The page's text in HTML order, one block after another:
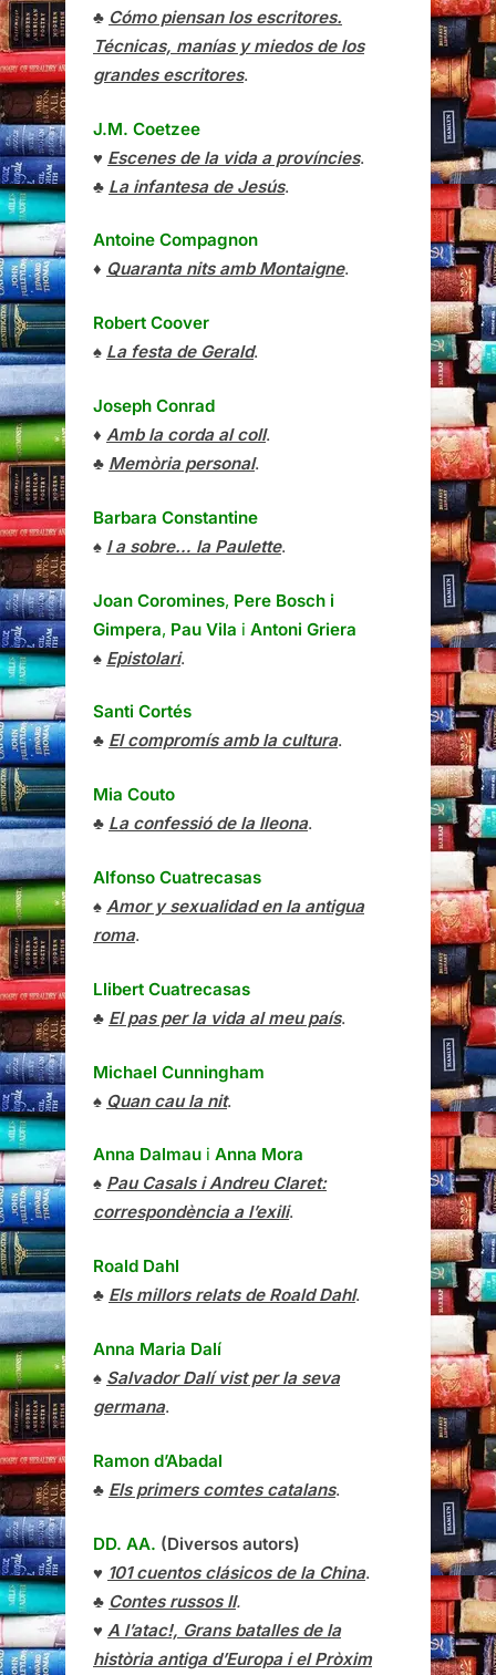
♣ Cómo piensan los escritores.
Técnicas, manías y miedos de los
grandes escritores.
J.M. Coetzee
♥ Escenes de la vida a províncies.
♣ La infantesa de Jesús.
Antoine Compagnon
♦ Quaranta nits amb Montaigne.
Robert Coover
♠ La festa de Gerald.
Joseph Conrad
♦ Amb la corda al coll.
♣ Memòria personal.
Barbara Constantine
♠ I a sobre… la Paulette.
Joan Coromines, Pere Bosch i
Gimpera, Pau Vila i Antoni Griera
♠ Epistolari.
Santi Cortés
♣ El compromís amb la cultura.
Mia Couto
♣ La confessió de la lleona.
Alfonso Cuatrecasas
♠ Amor y sexualidad en la antigua
roma.
Llibert Cuatrecasas
♣ El pas per la vida al meu país.
Michael Cunningham
♠ Quan cau la nit.
Anna Dalmau i Anna Mora
♠ Pau Casals i Andreu Claret:
correspondència a l’exili.
Roald Dahl
♣ Els millors relats de Roald Dahl.
Anna Maria Dalí
♠ Salvador Dalí vist per la seva
germana.
Ramon d’Abadal
♣ Els primers comtes catalans.
DD. AA. (Diversos autors)
♥ 101 cuentos clásicos de la China.
♣ Contes russos II.
♥ A l’atac!, Grans batalles de la
història antiga d’Europa i el Pròxim